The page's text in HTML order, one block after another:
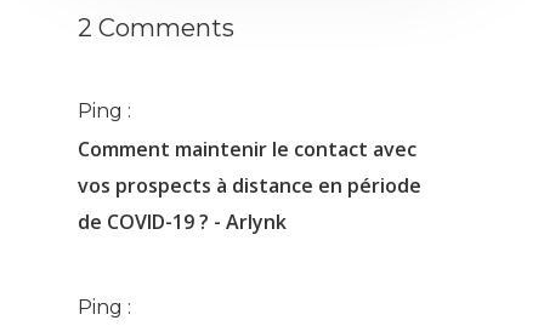
2 Comments
Ping :
Comment maintenir le contact avec
vos prospects à distance en période
de COVID-19 ? - Arlynk
Ping :